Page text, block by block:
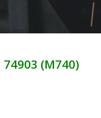
74903 (M740)